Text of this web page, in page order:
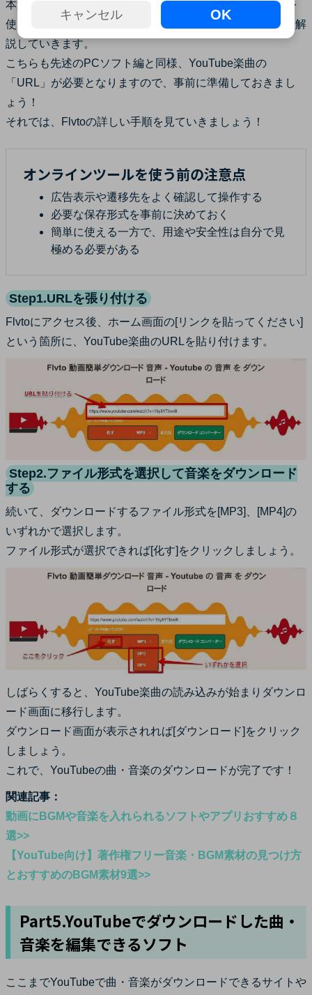
本章では、先ほど紹介したオンラインツールの「Flvto」を
使用して、YouTubeの曲・音楽をダウンロードする方法を解
説していきます。
こちらも先述のPCソフト編と同様、YouTube楽曲の
「URL」が必要となりますので、事前に準備しておきまし
ょう！
それでは、Flvtoの詳しい手順を見ていきましょう！
オンラインツールを使う前の注意点
広告表示や遷移先をよく確認して操作する
必要な保存形式を事前に決めておく
簡単に使える一方で、用途や安全性は自分で見
極める必要がある
Step1.URLを張り付ける
Flvtoにアクセス後、ホーム画面の[リンクを貼ってください]
という箇所に、YouTube楽曲のURLを貼り付けます。
Step2.ファイル形式を選択して音楽をダウンロード
する
続いて、ダウンロードするファイル形式を[MP3]、[MP4]の
いずれかで選択します。
ファイル形式が選択できれば[化す]をクリックしましょう。
しばらくすると、YouTube楽曲の読み込みが始まりダウンロ
ード画面に移行します。
ダウンロード画面が表示されれば[ダウンロード]をクリック
しましょう。
これで、YouTubeの曲・音楽のダウンロードが完了です！
関連記事：
動画にBGMや音楽を入れられるソフトやアプリおすすめ８
選>>
【YouTube向け】著作権フリー音楽・BGM素材の見つけ方
とおすすめのBGM素材9選>>
Part5.YouTubeでダウンロードした曲・
音楽を編集できるソフト
ここまでYouTubeで曲・音楽がダウンロードできるサイトや
キャンセル OK